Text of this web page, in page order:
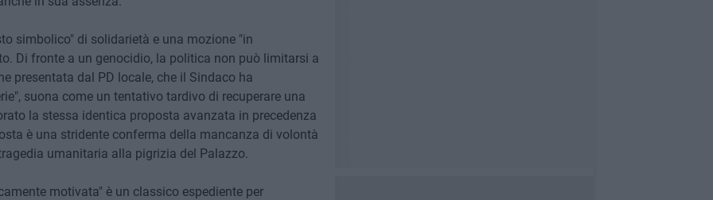
simbolico" di solidarietà e una mozione "in
Di fronte a un genocidio, la politica non può limitarsi a
presentata dal PD locale, che il Sindaco ha
suona come un tentativo tardivo di recuperare una
la stessa identica proposta avanzata in precedenza
è una stridente conferma della mancanza di volontà
umanitaria alla pigrizia del Palazzo.
motivata" è un classico espediente per